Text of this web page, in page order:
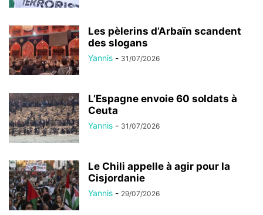
Les pèlerins d’Arbaïn scandent
des slogans
Yannis - 31/07/2026
L’Espagne envoie 60 soldats à
Ceuta
Yannis - 31/07/2026
Le Chili appelle à agir pour la
Cisjordanie
Yannis - 29/07/2026